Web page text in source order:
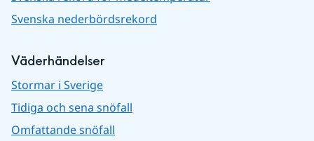
Svenska nederbördsrekord
Väderhändelser
Stormar i Sverige
Tidiga och sena snöfall
Omfattande snöfall